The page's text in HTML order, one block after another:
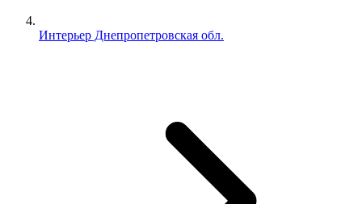
Интерьер Днепропетровская обл.